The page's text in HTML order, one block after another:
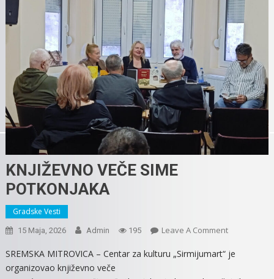
KNJIŽEVNO VEČE SIME
POTKONJAKA
Gradske Vesti
15 Maja, 2026 Admin 195 Leave A CommentOn
VEČE
SREMSKA MITROVICA – Centar za kulturu „Sirmijumart“ je
organizovao književno veče